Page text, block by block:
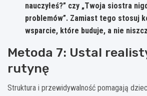
nauczyłeś?” czy „Twoja siostra
problemów”. Zamiast tego stosuj
wsparcie, które buduje, a nie
Metoda 7: Ustal
rutynę
Struktura i przewidywalność pomagają